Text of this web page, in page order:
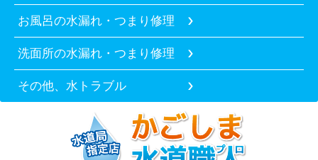
お風呂の水漏れ・つまり修理
洗面所の水漏れ・つまり修理
その他、水トラブル